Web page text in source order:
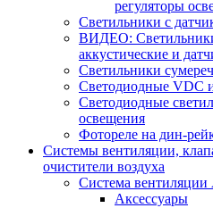
регуляторы
Светильники с
ВИДЕО:
аккустические и
Светильники
Светодиодные VDC
Светодиодные
освещения
Фотореле на дин-
Системы вентиляции,
очистители воздуха
Система вентиляции
Аксессуары